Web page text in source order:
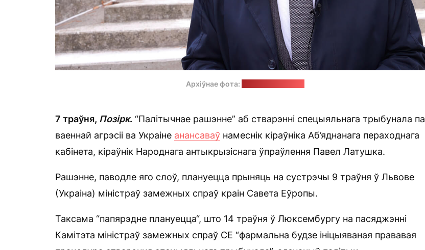
Архіўнае фота:
7 траўня, Позірк. “Палітычнае рашэнне” аб стварэнні спецыяльнага трыбунала па
ваеннай агрэсіі ва Украіне анансаваў намеснік кіраўніка Аб’яднанага пераходнага
кабінета, кіраўнік Народнага антыкрызіснага ўпраўлення Павел Латушка.
Рашэнне, паводле яго слоў, плануецца прыняць на сустрэчы 9 траўня ў Львове
(Украіна) міністраў замежных спраў краін Савета Еўропы.
Таксама “папярэдне плануецца“, што 14 траўня ў Люксембургу на пасяджэнні
Камітэта міністраў замежных спраў СЕ “фармальна будзе ініцыяваная прававая